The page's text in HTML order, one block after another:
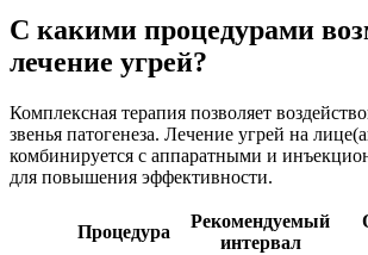
С какими процедурами
лечение угрей?
Комплексная терапия позволяет
звенья патогенеза. Лечение угрей на
комбинируется с аппаратными и
для повышения эффективности.
Процедура
Рекомендуемый
интервал